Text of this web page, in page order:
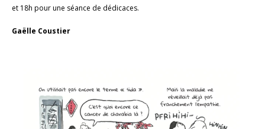
et 18h pour une séance de dédicaces.
Gaëlle Coustier